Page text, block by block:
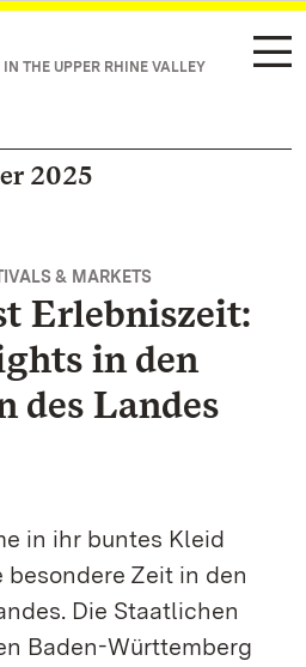
THE UPPER RHINE VALLEY
2025
& MARKETS
Erlebniszeit:
in den
des Landes
in ihr buntes Kleid
Zeit in den
Die Staatlichen
Baden-Württemberg